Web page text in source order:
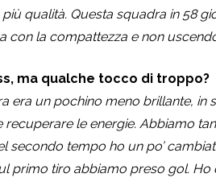
qualità. Questa squadra in 58
con la compattezza e non
ma qualche tocco di troppo?
era un pochino meno brillante,
recuperare le energie. Abbiamo
secondo tempo ho un po’
primo tiro abbiamo preso gol. Ho